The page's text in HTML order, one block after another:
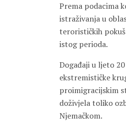
Prema podacima
istraživanja u
terorističkih
istog perioda.
Događaji u ljeto
ekstremističke
proimigracijskim
doživjela toliko
Njemačkom.